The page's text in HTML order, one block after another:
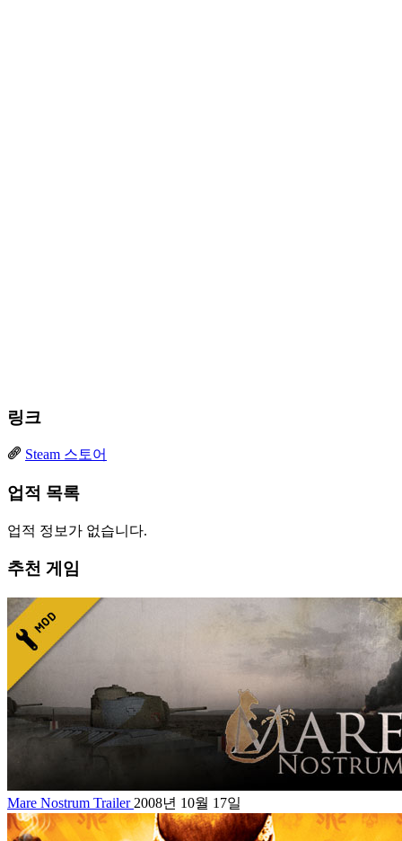
링크
Steam 스토어
업적 목록
업적 정보가 없습니다.
추천 게임
Mare Nostrum Trailer 2008년 10월 17일